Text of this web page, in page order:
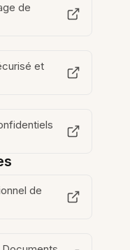
de
et
de